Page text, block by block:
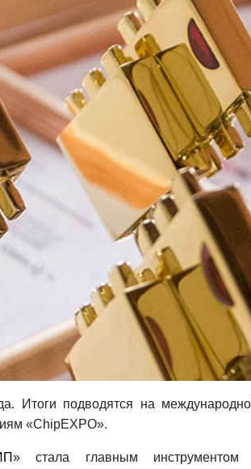
Итоги подводятся на
«ChipEXPO».
» стала главным инструментом